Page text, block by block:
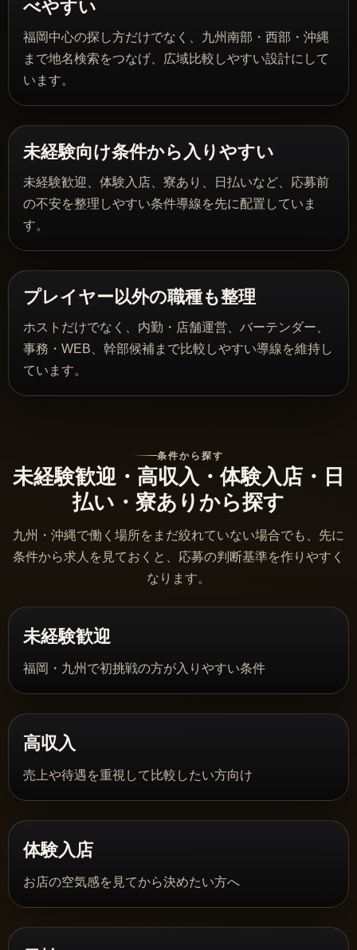
べやすい
福岡中心の探し方だけでなく、九州南部・西部・沖縄
まで地名検索をつなげ、広域比較しやすい設計にして
います。
未経験向け条件から入りやすい
未経験歓迎、体験入店、寮あり、日払いなど、応募前
の不安を整理しやすい条件導線を先に配置していま
す。
プレイヤー以外の職種も整理
ホストだけでなく、内勤・店舗運営、バーテンダー、
事務・WEB、幹部候補まで比較しやすい導線を維持し
ています。
条件から探す
未経験歓迎・高収入・体験入店・日
払い・寮ありから探す
九州・沖縄で働く場所をまだ絞れていない場合でも、先に
条件から求人を見ておくと、応募の判断基準を作りやすく
なります。
未経験歓迎
福岡・九州で初挑戦の方が入りやすい条件
高収入
売上や待遇を重視して比較したい方向け
体験入店
お店の空気感を見てから決めたい方へ